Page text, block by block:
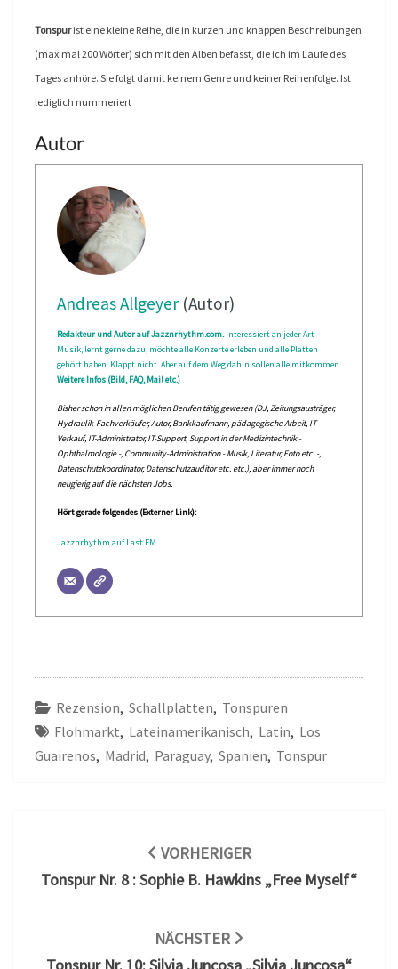
Tonspurist eine kleine Reihe, die in kurzen und knappen Beschreibungen
(maximal 200 Wörter) sich mit den Alben befasst, die ich im Laufe des
Tages anhöre. Sie folgt damit keinem Genre und keiner Reihenfolge. Ist
lediglich nummeriert
Autor
Andreas Allgeyer(Autor)
Redakteur und Autor auf Jazznrhythm.com. Interessiert an jeder Art
Musik, lernt gerne dazu, möchte alle Konzerte erleben und alle Platten
gehört haben. Klappt nicht. Aber auf dem Weg dahin sollen alle mitkommen.
Weitere Infos (Bild, FAQ, Mail etc.)
Bisher schon in allen möglichen Berufen tätig gewesen (DJ, Zeitungsausträger,
Hydraulik-Fachverkäufer, Autor, Bankkaufmann, pädagogische Arbeit, IT-
Verkauf, IT-Administrator, IT-Support, Support in der Medizintechnik -
Ophthalmologie -, Community-Administration - Musik, Literatur, Foto etc. -,
Datenschutzkoordinator, Datenschutzauditor etc. etc.), aber immer noch
neugierig auf die nächsten Jobs.
Hört gerade folgendes (Externer Link):
Jazznrhythm auf Last.FM
Rezension, Schallplatten, Tonspuren
Flohmarkt, Lateinamerikanisch, Latin, Los
Guairenos, Madrid, Paraguay, Spanien, Tonspur
VORHERIGER
Tonspur Nr. 8 : Sophie B. Hawkins „Free Myself“
NÄCHSTER
Tonspur Nr. 10: Silvia Juncosa „Silvia Juncosa“